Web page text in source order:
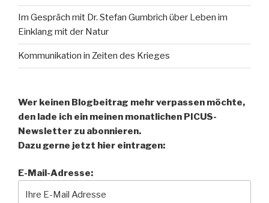
Im Gespräch mit Dr. Stefan Gumbrich über Leben im
Einklang mit der Natur
Kommunikation in Zeiten des Krieges
Wer keinen Blogbeitrag mehr verpassen möchte,
den lade ich ein meinen monatlichen PICUS-
Newsletter zu abonnieren.
Dazu gerne jetzt hier eintragen:
E-Mail-Adresse: